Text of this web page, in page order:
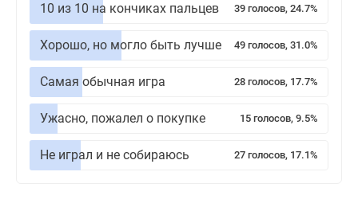
10 из 10 на кончиках пальцев 39 голосов, 24.7%
Хорошо, но могло быть лучше 49 голосов, 31.0%
Самая обычная игра 28 голосов, 17.7%
Ужасно, пожалел о покупке 15 голосов, 9.5%
Не играл и не собираюсь 27 голосов, 17.1%